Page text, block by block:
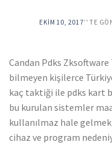
EKIM 10, 2017’' TE
Candan Pdks
bilmeyen kişilerce
kaç taktiği ile pdks kart
bu kurulan sistemler
kullanılmaz hale
cihaz ve program